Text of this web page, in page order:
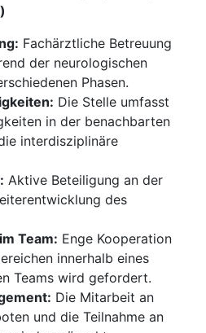
Fachärztliche Betreuung
der neurologischen
Phasen.
Die Stelle umfasst
in der benachbarten
interdisziplinäre
Aktive Beteiligung an der
des
Team: Enge Kooperation
innerhalb eines
Teams wird gefordert.
Die Mitarbeit an
und die Teilnahme an